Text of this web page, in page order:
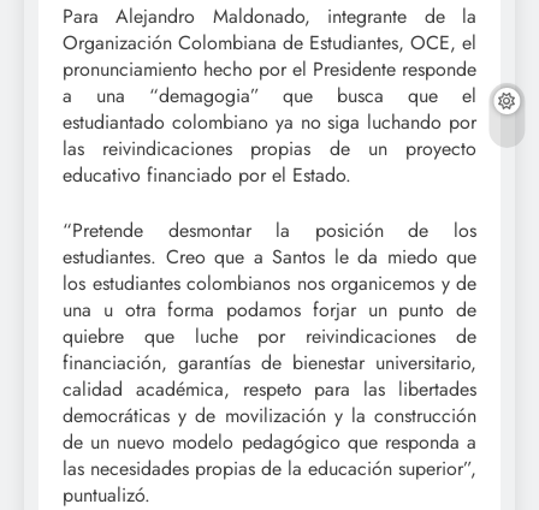
Para Alejandro Maldonado, integrante de la
Organización Colombiana de Estudiantes, OCE, el
pronunciamiento hecho por el Presidente responde
a una “demagogia” que busca que el
estudiantado colombiano ya no siga luchando por
las reivindicaciones propias de un proyecto
educativo financiado por el Estado.
“Pretende desmontar la posición de los
estudiantes. Creo que a Santos le da miedo que
los estudiantes colombianos nos organicemos y de
una u otra forma podamos forjar un punto de
quiebre que luche por reivindicaciones de
financiación, garantías de bienestar universitario,
calidad académica, respeto para las libertades
democráticas y de movilización y la construcción
de un nuevo modelo pedagógico que responda a
las necesidades propias de la educación superior”,
puntualizó.